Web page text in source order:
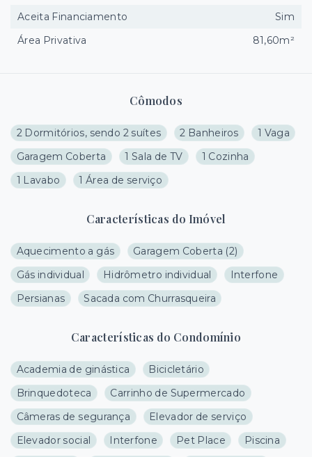
Cômodos
2 Dormitórios, sendo 2 suítes 2 Banheiros
1 Vaga
Garagem Coberta
1 Sala de TV
1 Cozinha
1 Lavabo
1 Área de serviço
Características do Imóvel
Aquecimento a gás Garagem Coberta (2)
Gás individual
Hidrômetro individual
Interfone
Persianas
Sacada com Churrasqueira
Características do Condomínio
Academia de ginástica
Bicicletário
Brinquedoteca
Carrinho de Supermercado
Câmeras de segurança
Elevador de serviço
Elevador social
Interfone Pet Place
Piscina
Aceita Financiamento
Sim
Área Privativa
81,60m²